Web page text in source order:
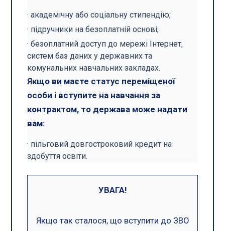
· академічну або соціальну стипендію;
· підручники на безоплатній основі;
· безоплатний доступ до мережі Інтернет,
систем баз даних у державних та
комунальних навчальних закладах.
Якщо ви маєте статус переміщеної
особи і вступите на навчання за
контрактом, то держава може надати
вам:
· пільговий довгостроковий кредит на
здобуття освіти.
УВАГА!
Якщо так сталося, що вступити до ЗВО